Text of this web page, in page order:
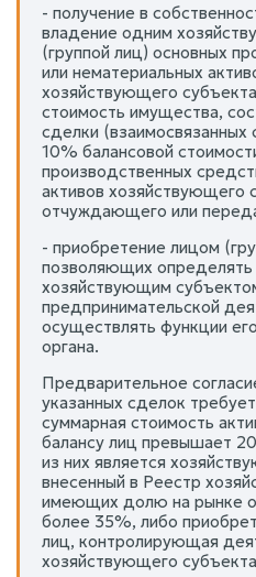
- получение в
владение одним
(группой лиц) основных
или нематериальных
хозяйствующего
стоимость имущества,
сделки
10% балансовой
производственных
активов хозяйствующего
отчуждающего или
- приобретение лицом
позволяющих определять
хозяйствующим
предпринимательской
осуществлять функции
органа.
Предварительное
указанных сделок
суммарная стоимость
балансу лиц превышает
из них является
внесенный в Реестр
имеющих долю на рынке
более 35%, либо
лиц, контролирующая
хозяйствующего